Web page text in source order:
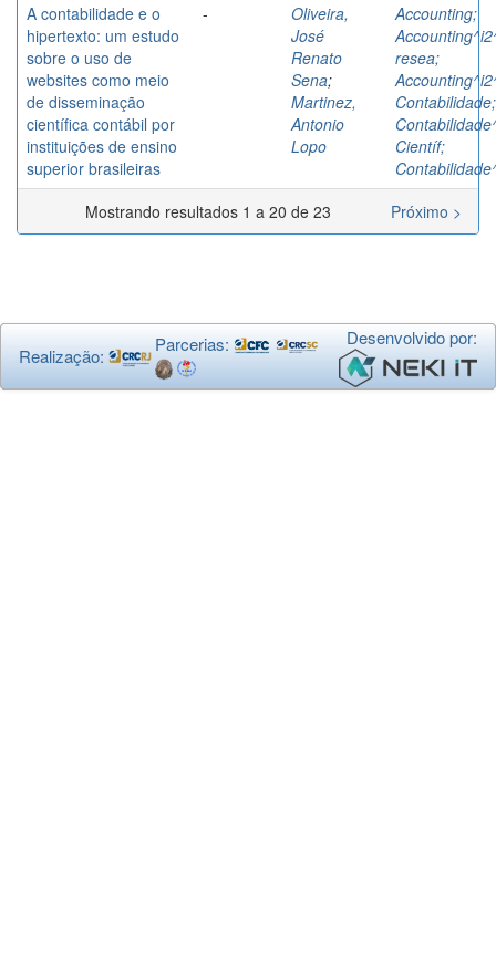
A contabilidade e o
hipertexto: um estudo
sobre o uso de
websites como meio
de disseminação
científica contábil por
instituições de ensino
superior brasileiras
-
Oliveira,
José
Renato
Sena;
Martinez,
Antonio
Lopo
Accounting;
resea;
Contabilidade;
Científ;
Mostrando resultados 1 a 20 de 23
Próximo >
Realização:
Parcerias: Desenvolvido por: